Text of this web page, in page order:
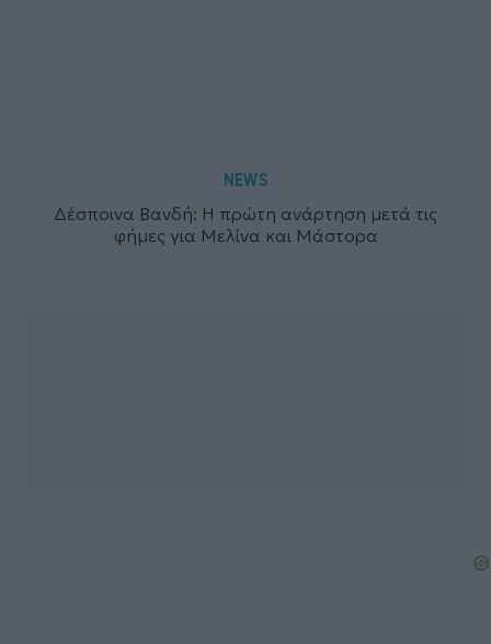
NEWS
Δέσποινα Βανδή: Η πρώτη ανάρτηση μετά τις
φήμες για Μελίνα και Μάστορα